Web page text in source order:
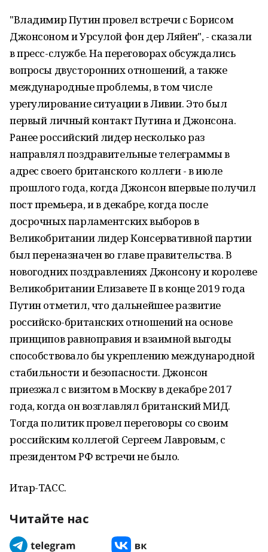
"Владимир Путин провел встречи с Борисом
Джонсоном и Урсулой фон дер Ляйен", - сказали
в пресс-службе. На переговорах обсуждались
вопросы двусторонних отношений, а также
международные проблемы, в том числе
урегулирование ситуации в Ливии. Это был
первый личный контакт Путина и Джонсона.
Ранее российский лидер несколько раз
направлял поздравительные телеграммы в
адрес своего британского коллеги - в июле
прошлого года, когда Джонсон впервые получил
пост премьера, и в декабре, когда после
досрочных парламентских выборов в
Великобритании лидер Консервативной партии
был переназначен во главе правительства. В
новогодних поздравлениях Джонсону и королеве
Великобритании Елизавете II в конце 2019 года
Путин отметил, что дальнейшее развитие
российско-британских отношений на основе
принципов равноправия и взаимной выгоды
способствовало бы укреплению международной
стабильности и безопасности. Джонсон
приезжал с визитом в Москву в декабре 2017
года, когда он возглавлял британский МИД.
Тогда политик провел переговоры со своим
российским коллегой Сергеем Лавровым, с
президентом РФ встречи не было.
Итар-ТАСС.
Читайте нас